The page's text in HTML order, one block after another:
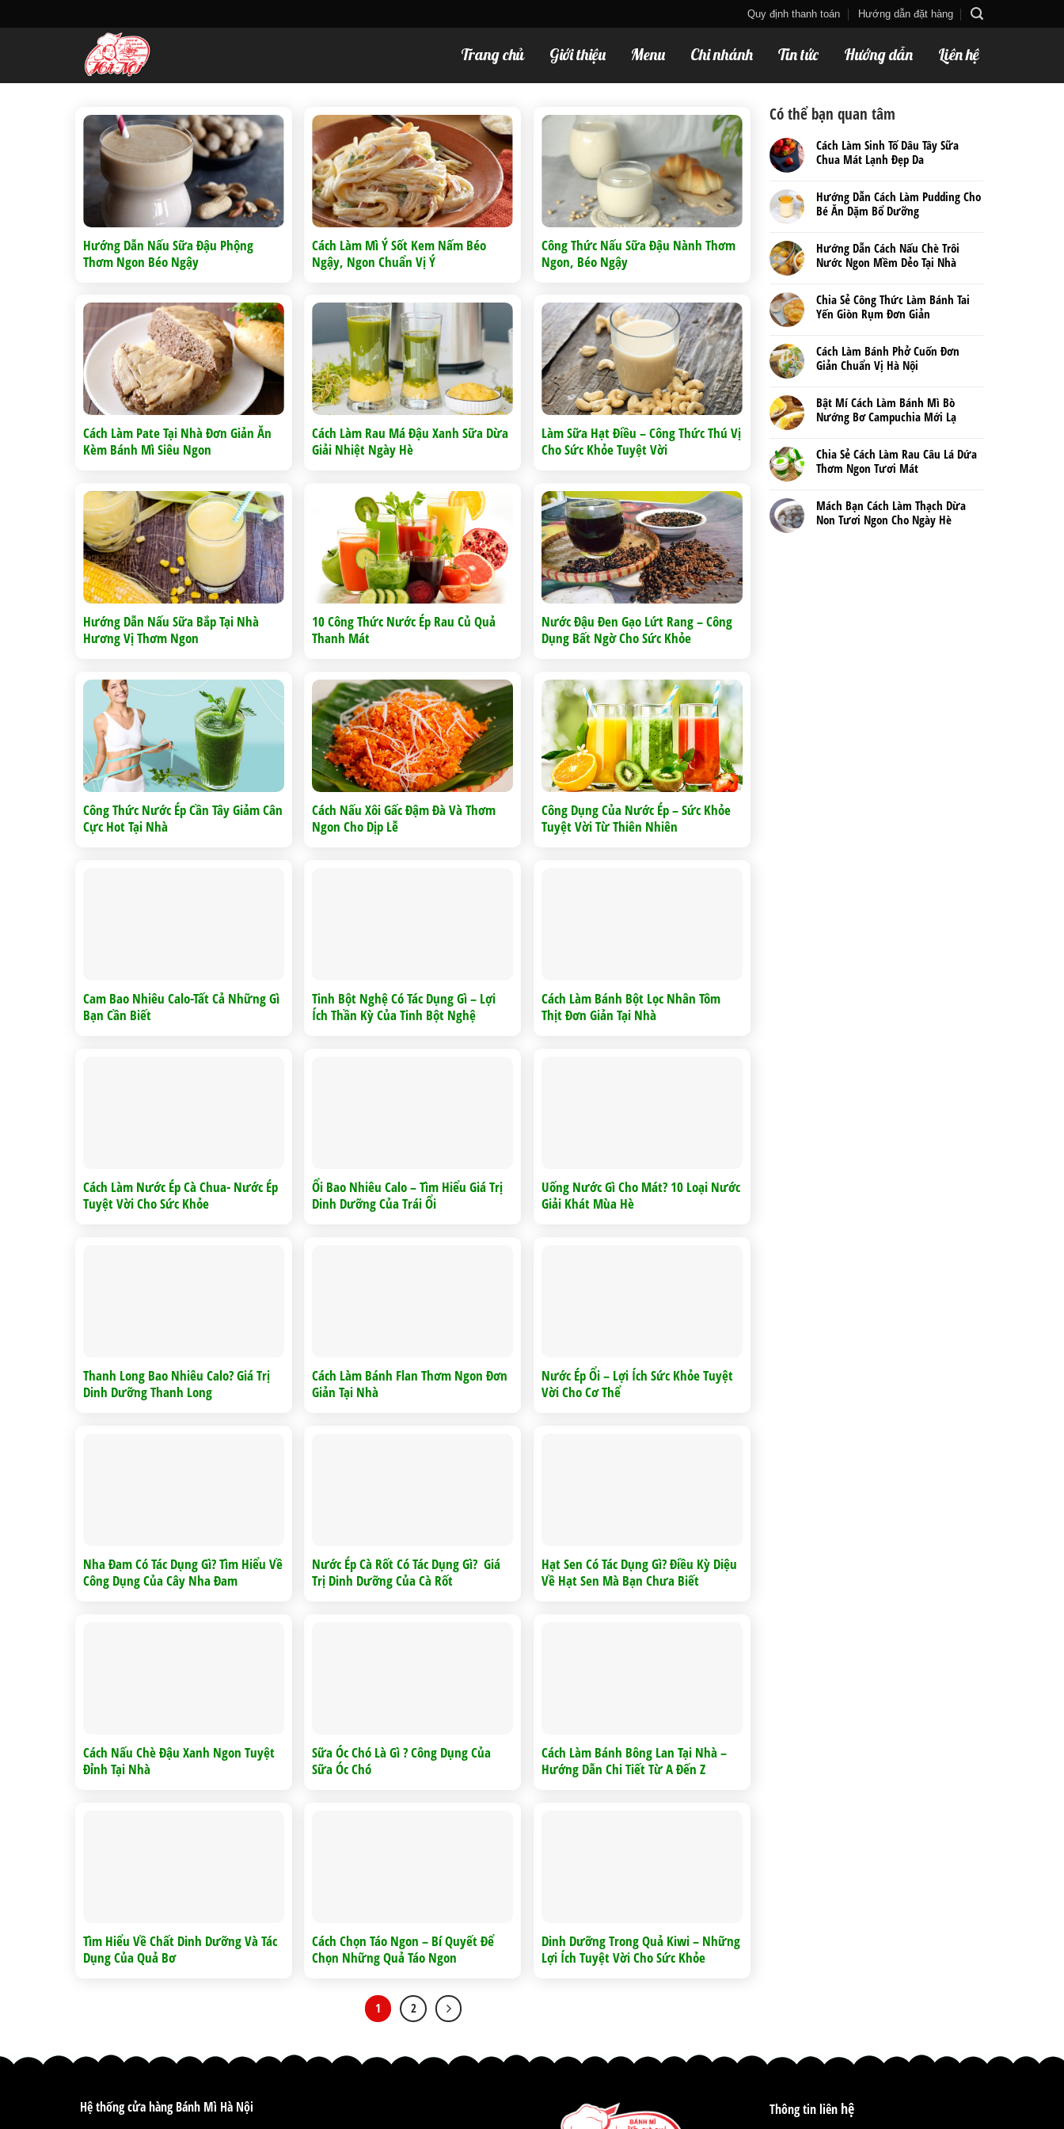
to
Quy định thanh toán Hướng dẫn đặt hàng
Trang chủ Giới thiệu Menu Chi nhánh Tin tức Hướng dẫn Liên hệ
Hướng Dẫn Nấu Sữa Đậu Phộng
Thơm Ngon Béo Ngậy
Cách Làm Mì Ý Sốt Kem Nấm Béo
Ngậy, Ngon Chuẩn Vị Ý
Công Thức Nấu Sữa Đậu Nành Thơm
Ngon, Béo Ngậy
Cách Làm Pate Tại Nhà Đơn Giản Ăn
Kèm Bánh Mì Siêu Ngon
Cách Làm Rau Má Đậu Xanh Sữa Dừa
Giải Nhiệt Ngày Hè
Làm Sữa Hạt Điều – Công Thức Thú Vị
Cho Sức Khỏe Tuyệt Vời
Hướng Dẫn Nấu Sữa Bắp Tại Nhà
Hương Vị Thơm Ngon
10 Công Thức Nước Ép Rau Củ Quả
Thanh Mát
Nước Đậu Đen Gạo Lứt Rang – Công
Dụng Bất Ngờ Cho Sức Khỏe
Công Thức Nước Ép Cần Tây Giảm Cân
Cực Hot Tại Nhà
Cách Nấu Xôi Gấc Đậm Đà Và Thơm
Ngon Cho Dịp Lễ
Công Dụng Của Nước Ép – Sức Khỏe
Tuyệt Vời Từ Thiên Nhiên
Cam Bao Nhiêu Calo-Tất Cả Những Gì
Bạn Cần Biết
Tinh Bột Nghệ Có Tác Dụng Gì – Lợi
Ích Thần Kỳ Của Tinh Bột Nghệ
Cách Làm Bánh Bột Lọc Nhân Tôm
Thịt Đơn Giản Tại Nhà
Cách Làm Nước Ép Cà Chua- Nước Ép
Tuyệt Vời Cho Sức Khỏe
Ổi Bao Nhiêu Calo – Tìm Hiểu Giá Trị
Dinh Dưỡng Của Trái Ổi
Uống Nước Gì Cho Mát? 10 Loại Nước
Giải Khát Mùa Hè
Thanh Long Bao Nhiêu Calo? Giá Trị
Dinh Dưỡng Thanh Long
Cách Làm Bánh Flan Thơm Ngon Đơn
Giản Tại Nhà
Nước Ép Ổi – Lợi Ích Sức Khỏe Tuyệt
Vời Cho Cơ Thể
Nha Đam Có Tác Dụng Gì? Tìm Hiểu Về
Công Dụng Của Cây Nha Đam
Nước Ép Cà Rốt Có Tác Dụng Gì? Giá
Trị Dinh Dưỡng Của Cà Rốt
Hạt Sen Có Tác Dụng Gì? Điều Kỳ Diệu
Về Hạt Sen Mà Bạn Chưa Biết
Cách Nấu Chè Đậu Xanh Ngon Tuyệt
Đỉnh Tại Nhà
Sữa Óc Chó Là Gì ? Công Dụng Của
Sữa Óc Chó
Cách Làm Bánh Bông Lan Tại Nhà –
Hướng Dẫn Chi Tiết Từ A Đến Z
Tìm Hiểu Về Chất Dinh Dưỡng Và Tác
Dụng Của Quả Bơ
Cách Chọn Táo Ngon – Bí Quyết Để
Chọn Những Quả Táo Ngon
Dinh Dưỡng Trong Quả Kiwi – Những
Lợi Ích Tuyệt Vời Cho Sức Khỏe
1 2
Có thể bạn quan tâm
Cách Làm Sinh Tố Dâu Tây Sữa
Chua Mát Lạnh Đẹp Da
Hướng Dẫn Cách Làm Pudding Cho
Bé Ăn Dặm Bổ Dưỡng
Hướng Dẫn Cách Nấu Chè Trôi
Nước Ngon Mềm Dẻo Tại Nhà
Chia Sẻ Công Thức Làm Bánh Tai
Yến Giòn Rụm Đơn Giản
Cách Làm Bánh Phở Cuốn Đơn
Giản Chuẩn Vị Hà Nội
Bật Mí Cách Làm Bánh Mì Bò
Nướng Bơ Campuchia Mới Lạ
Chia Sẻ Cách Làm Rau Câu Lá Dứa
Thơm Ngon Tươi Mát
Mách Bạn Cách Làm Thạch Dừa
Non Tươi Ngon Cho Ngày Hè
Hệ thống cửa hàng Bánh Mì Hà Nội Thông tin liên hệ